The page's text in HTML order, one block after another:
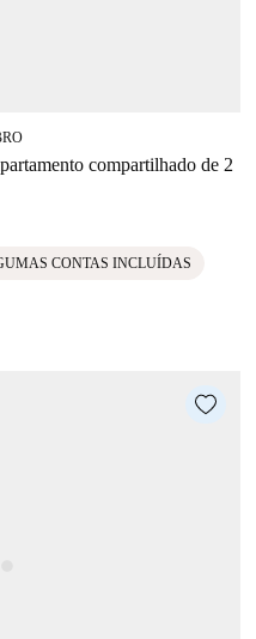
compartilhado de 2
CONTAS INCLUÍDAS